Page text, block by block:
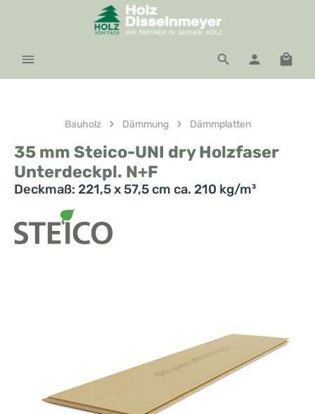
Zum Hauptinhalt springen
Bauholz Dämmung Dämmplatten
35 mm Steico-UNI dry Holzfaser
Unterdeckpl. N+F
Deckmaß: 221,5 x 57,5 cm ca. 210 kg/m³